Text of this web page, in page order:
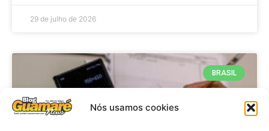
Nós usamos cookies
29 de julho de 2026
BRASIL